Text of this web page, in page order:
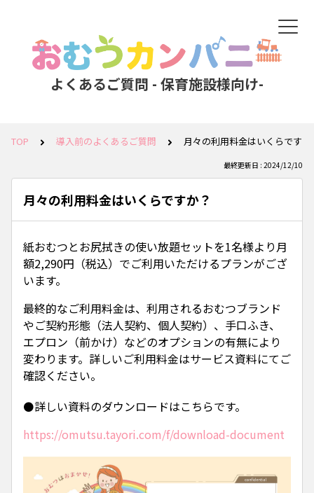
よくあるご質問 - 保育施設様向け-
TOP 導入前のよくあるご質問 月々の利用料金はいくらですか
最終更新日 : 2024/12/10
月々の利用料金はいくらですか？
紙おむつとお尻拭きの使い放題セットを1名様より月
額2,290円（税込）でご利用いただけるプランがござ
います。
最終的なご利用料金は、利用されるおむつブランド
やご契約形態（法人契約、個人契約）、手口ふき、
エプロン（前かけ）などのオプションの有無により
変わります。詳しいご利用料金はサービス資料にてご
確認ください。
⚫️詳しい資料のダウンロードはこちらです。
https://omutsu.tayori.com/f/download-document